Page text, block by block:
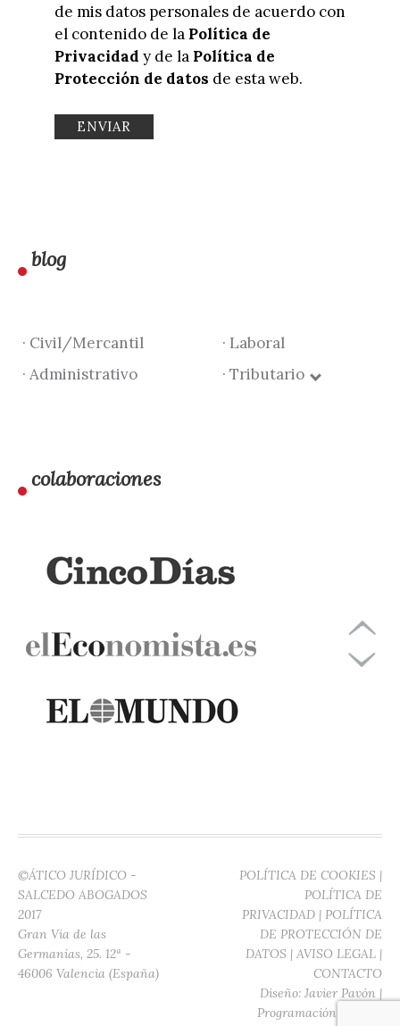
de mis datos personales de acuerdo con
el contenido de la Política de
Privacidad y de la Política de
Protección de datos de esta web.
blog
· Civil/Mercantil
· Laboral
· Administrativo
· Tributario
colaboraciones
©ÁTICO JURÍDICO -
SALCEDO ABOGADOS
2017
Gran Vía de las
Germanías, 25. 12ª -
46006 Valencia (España)
POLÍTICA DE COOKIES |
POLÍTICA DE
PRIVACIDAD | POLÍTICA
DE PROTECCIÓN DE
DATOS | AVISO LEGAL |
CONTACTO
Diseño: Javier Pavón |
Programación: